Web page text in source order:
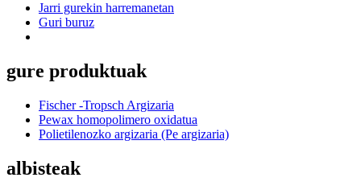
Jarri gurekin harremanetan
Guri buruz
gure produktuak
Fischer -Tropsch Argizaria
Pewax homopolimero oxidatua
Polietilenozko argizaria (Pe argizaria)
albisteak